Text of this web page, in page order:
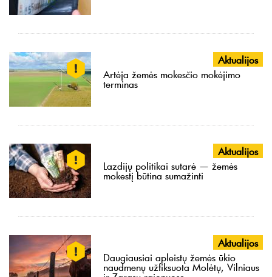
Aktualijos
Artėja žemės mokesčio mokėjimo
terminas
Aktualijos
Lazdijų politikai sutarė — žemės
mokestį būtina sumažinti
Aktualijos
Daugiausiai apleistų žemės ūkio
naudmenų užfiksuota Molėtų, Vilniaus